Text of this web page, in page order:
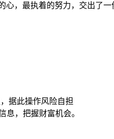
，最执着的努力，交出了
据此操作风险自担
息，把握财富机会。